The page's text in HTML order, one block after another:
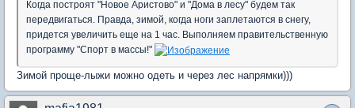
Когда построят "Новое Аристово" и "Дома в лесу" будем так
передвигаться. Правда, зимой, когда ноги заплетаются в снегу,
придется увеличить еще на 1 час. Выполняем правительственную
программу "Спорт в массы!"
Зимой проще-лыжи можно одеть и через лес напрямки)))